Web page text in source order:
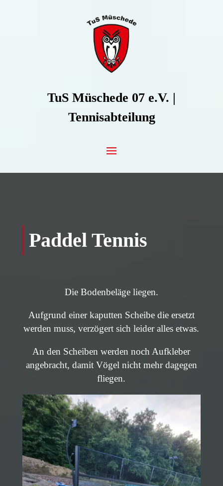
TuS Müschede 07 e.V. |
Tennisabteilung
Paddel Tennis
Die Bodenbeläge liegen.
Aufgrund einer kaputten Scheibe die ersetzt
werden muss, verzögert sich leider alles etwas.
An den Scheiben werden noch Aufkleber
angebracht, damit Vögel nicht mehr dagegen
fliegen.